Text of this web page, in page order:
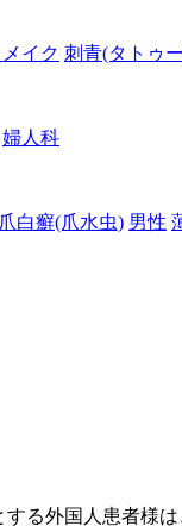
イク 刺青(タトゥ
婦人科
爪白癬(爪水虫) 男性
る外国人患者様